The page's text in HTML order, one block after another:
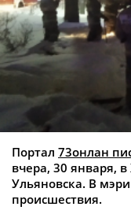
Портал 73онлан
вчера, 30 января,
Ульяновска. В
происшествия.